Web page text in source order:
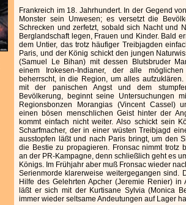
Frankreich im 18. Jahrhundert. In der Gegend
Monster sein Unwesen; es versetzt die
Schrecken und zerfetzt, sobald sich Nacht und
Berglandschaft legen, Frauen und Kinder. Bald
dem Untier, das trotz häufiger Treibjagden
Paris, und der König schickt den jungen
(Samuel Le Bihan) mit dessen Blutsbruder
einem Irokesen-Indianer, der alle möglichen
beherrscht, in die Region, um alles aufzuklären.
mit der panischen Angst und dem
Bevölkerung, beginnt seine Untersuchungen
Regionsbonzen Morangias (Vincent Cassel)
einen bösen menschlichen Geist hinter der
kommt einfach nicht weiter. Also schickt sein
Scharfmacher, der in einer wüsten Treibjagd
ausstopfen läßt und nach Paris bringt, um den
die Bestie zu propagieren. Fronsac nimmt trotz
an der PR-Kampagne, denn schließlich geht es
Königs. Im Frühjahr aber muß Fronsac wieder
Serienmorde klarerweise weitergegangen sind.
Hilfe des Gelehrten Apcher (Jeremie Renier) in
läßt er sich mit der Kurtisane Sylvia (Monica
immer wieder seltsame Andeutungen auf Lager